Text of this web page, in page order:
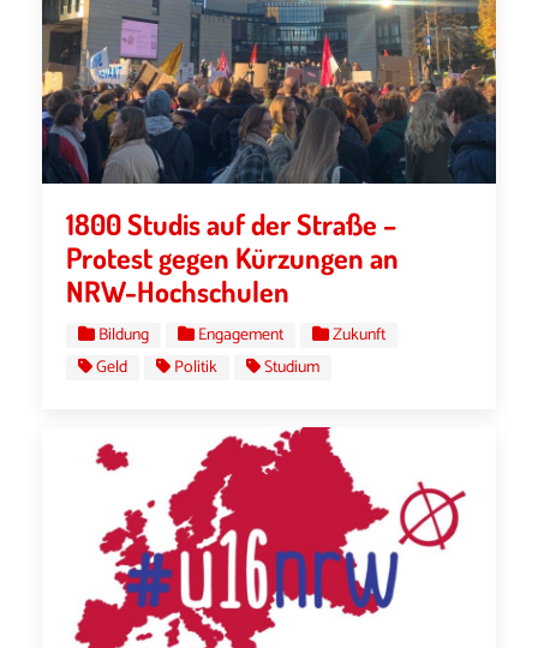
1800 Studis auf der Straße –
Protest gegen Kürzungen an
NRW-Hochschulen
Bildung Engagement
Zukunft
Geld
Politik Studium